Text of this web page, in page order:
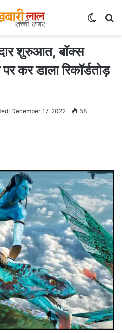
शुरुआत, बॉक्स
कर डाला रिकॉर्डतोड़
December 17, 2022 58